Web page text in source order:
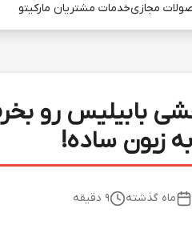
مجازیخدمات مشتریان مارکیتو
بابیلیس رو
ماه گذشته 9 دقیقه